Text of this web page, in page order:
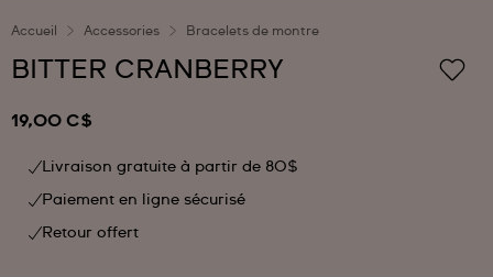
Accueil Accessories Bracelets de montre
BITTER CRANBERRY
19,00 C$
Livraison gratuite à partir de 80$
Paiement en ligne sécurisé
Retour offert